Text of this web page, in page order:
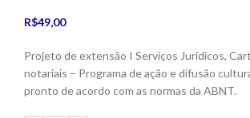
R$49,00
Projeto de extensão I Serviços Jurídicos,
notariais – Programa de ação e difusão
pronto de acordo com as normas da ABNT.